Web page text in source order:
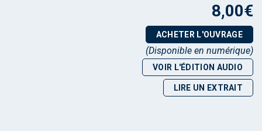
8,00€
ACHETER L'OUVRAGE
(Disponible en numérique)
VOIR L'ÉDITION AUDIO
LIRE UN EXTRAIT